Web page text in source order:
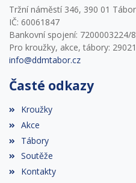
Tržní náměstí 346, 390 01 Tábor
IČ: 60061847
Bankovní spojení: 7200003224/
Pro kroužky, akce, tábory:
info@ddmtabor.cz
Časté odkazy
Kroužky
Akce
Tábory
Soutěže
Kontakty